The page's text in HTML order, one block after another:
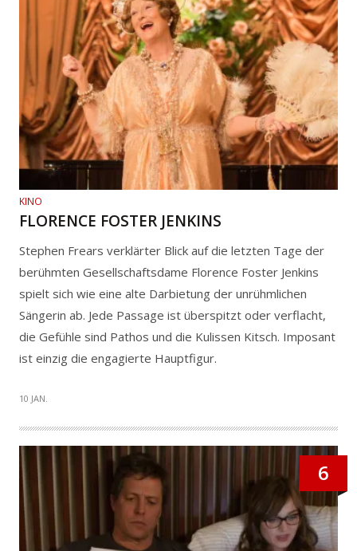
KINO
FLORENCE FOSTER JENKINS
Stephen Frears verklärter Blick auf die letzten Tage der
berühmten Gesellschaftsdame Florence Foster Jenkins
spielt sich wie eine alte Darbietung der unrühmlichen
Sängerin ab. Jede Passage ist überspitzt oder verflacht,
die Gefühle sind Pathos und die Kulissen Kitsch. Imposant
ist einzig die engagierte Hauptfigur.
10 JAN.
6